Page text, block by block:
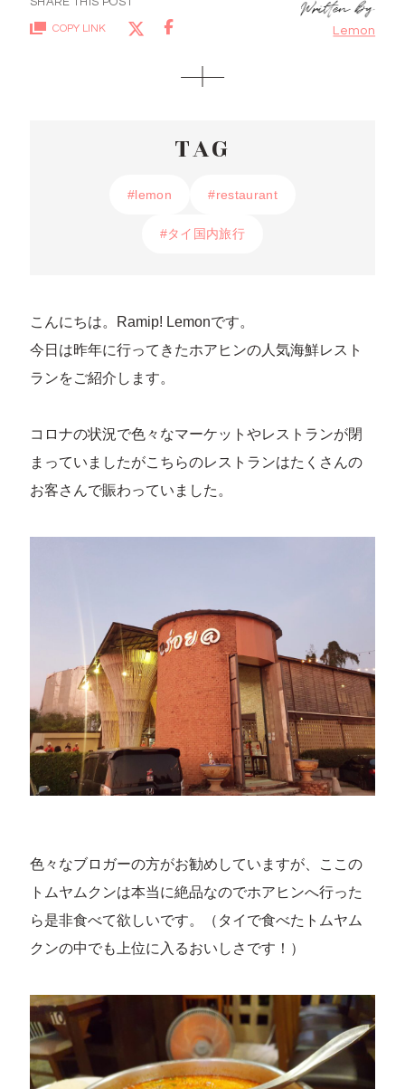
COPY LINK Lemon
TAG
#lemon
#lemon #restaurant
#restaurant
#タイ国内旅行
#タイ国内旅行
こんにちは。Ramip! Lemonです。
今日は昨年に行ってきたホアヒンの人気海鮮レスト
ランをご紹介します。
コロナの状況で色々なマーケットやレストランが閉
まっていましたがこちらのレストランはたくさんの
お客さんで賑わっていました。
色々なブロガーの方がお勧めしていますが、ここの
トムヤムクンは本当に絶品なのでホアヒンへ行った
ら是非食べて欲しいです。（タイで食べたトムヤム
クンの中でも上位に入るおいしさです！）